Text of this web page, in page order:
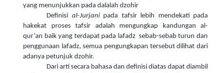
yang menunjukkan pada dalalah dzohir
Definisi al-Jurjani pada tafsir lebih mendekati pada
hakekat proses tafsir adalah mengungkap kandungan al-
qur’an baik yang terdapat pada lafadz sebab-sebab turun dan
penggunaan lafadz, semua pengungkapan tersebut dilihat dari
adanya petunjuk dzohir.
Dari arti secara bahasa dan definisi diatas dapat diambil